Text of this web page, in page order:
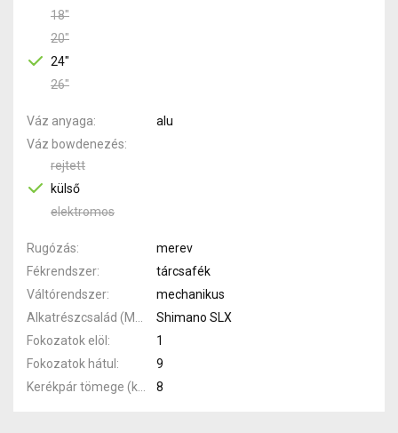
18"
20"
24"
26"
Váz anyaga
alu
Váz bowdenezés
rejtett
külső
elektromos
Rugózás
merev
Fékrendszer
tárcsafék
Váltórendszer
mechanikus
Shimano SLX
Fokozatok elöl
1
Fokozatok hátul
9
8